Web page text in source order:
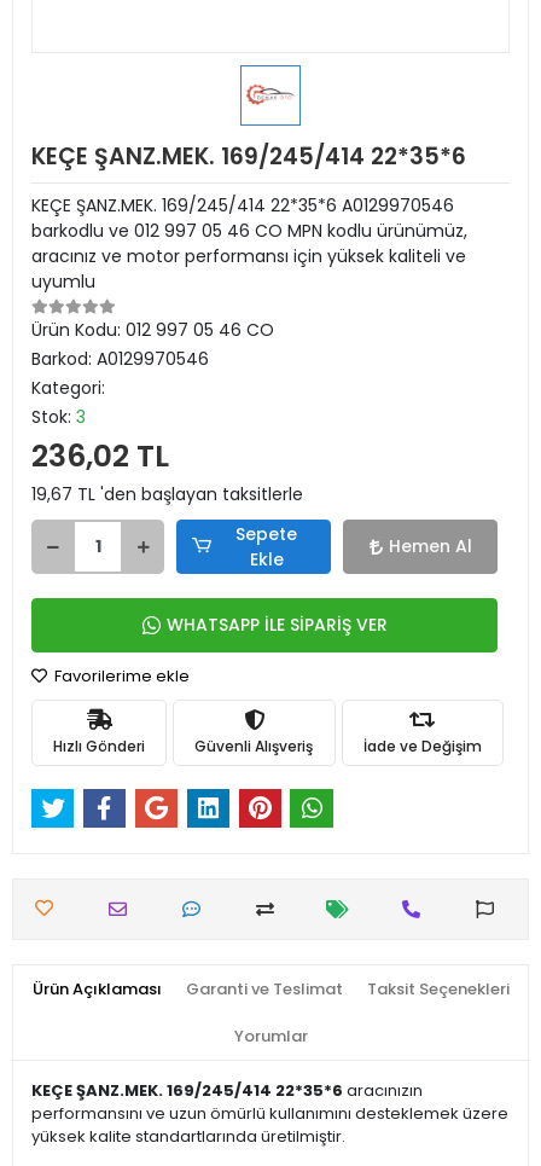
KEÇE ŞANZ.MEK. 169/245/414 22*35*6
KEÇE ŞANZ.MEK. 169/245/414 22*35*6 A0129970546
barkodlu ve 012 997 05 46 CO MPN kodlu ürünümüz,
aracınız ve motor performansı için yüksek kaliteli ve
uyumlu
Ürün Kodu: 012 997 05 46 CO
Barkod: A0129970546
Kategori:
Stok: 3
236,02 TL
19,67 TL 'den başlayan taksitlerle
Sepete
Ekle
Hemen Al
WHATSAPP İLE SİPARİŞ VER
Favorilerime ekle
Hızlı Gönderi Güvenli Alışveriş İade ve Değişim
Ürün Açıklaması Garanti ve Teslimat Taksit Seçenekleri
Yorumlar
KEÇE ŞANZ.MEK. 169/245/414 22*35*6 aracınızın
performansını ve uzun ömürlü kullanımını desteklemek üzere
yüksek kalite standartlarında üretilmiştir.